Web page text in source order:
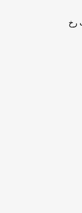
رخ